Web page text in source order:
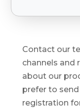
Contact our
channels and
about our
prefer to
registration